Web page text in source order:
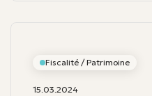
Fiscalité / Patrimoine
15.03.2024